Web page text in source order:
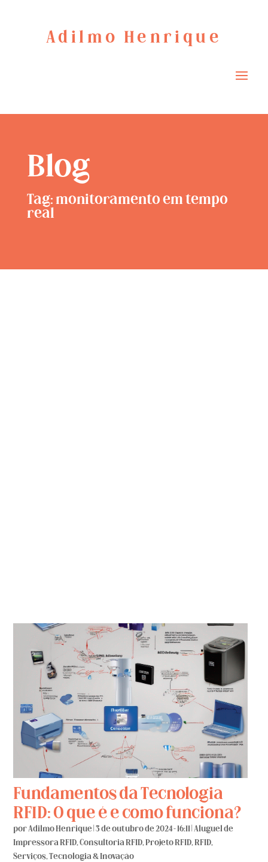
Adilmo Henrique
Blog
Tag: monitoramento em tempo
real
Fundamentos da Tecnologia
RFID: O que é e como funciona?
porAdilmo Henrique |3 de outubro de 2024 - 16:11 |Aluguel de
Impressora RFID,Consultoria RFID,Projeto RFID,RFID,
Serviços,Tecnologia & Inovação